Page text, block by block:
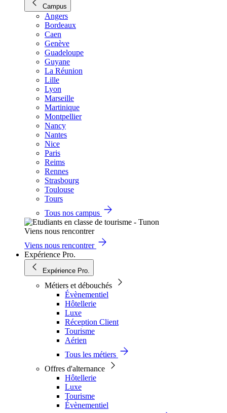
Campus
Angers
Bordeaux
Caen
Genève
Guadeloupe
Guyane
La Réunion
Lille
Lyon
Marseille
Martinique
Montpellier
Nancy
Nantes
Nice
Paris
Reims
Rennes
Strasbourg
Toulouse
Tours
Tous nos campus
Viens nous rencontrer
Viens nous rencontrer
Expérience Pro.
Expérience Pro.
Métiers et débouchés
Évènementiel
Hôtellerie
Luxe
Réception Client
Tourisme
Aérien
Tous les métiers
Offres d'alternance
Hôtellerie
Luxe
Tourisme
Évènementiel